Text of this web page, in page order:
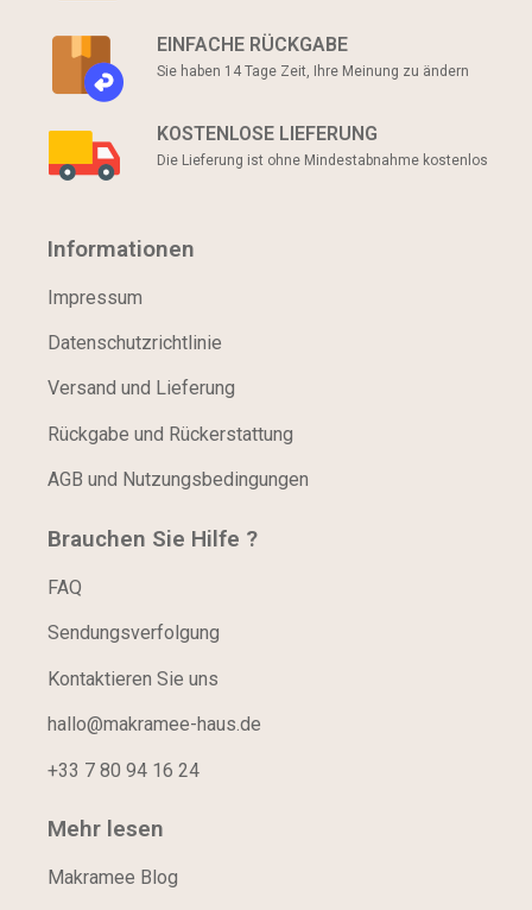
EINFACHE RÜCKGABE
Sie haben 14 Tage Zeit, Ihre Meinung zu ändern
KOSTENLOSE LIEFERUNG
Die Lieferung ist ohne Mindestabnahme kostenlos
Informationen
Impressum
Datenschutzrichtlinie
Versand und Lieferung
Rückgabe und Rückerstattung
AGB und Nutzungsbedingungen
Brauchen Sie Hilfe ?
FAQ
Sendungsverfolgung
Kontaktieren Sie uns
hallo@makramee-haus.de
+33 7 80 94 16 24
Mehr lesen
Makramee Blog